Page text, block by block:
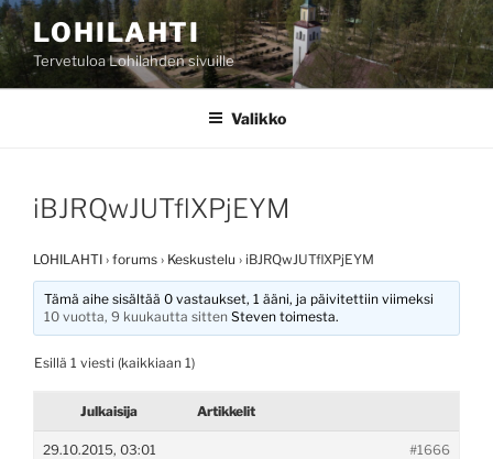
Siirry
sisältöönLOHILAHTI
Tervetuloa Lohilahden sivuille
Valikko
iBJRQwJUTflXPjEYM
LOHILAHTI › forums › Keskustelu › iBJRQwJUTflXPjEYM
Tämä aihe sisältää 0 vastaukset, 1 ääni, ja päivitettiin viimeksi
10 vuotta, 9 kuukautta sitten Steven toimesta.
Esillä 1 viesti (kaikkiaan 1)
Julkaisija Artikkelit
29.10.2015, 03:01 #1666